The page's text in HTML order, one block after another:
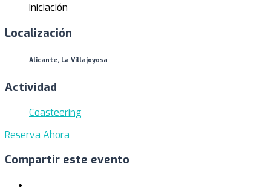
Iniciación
Localización
Alicante, La Villajoyosa
Actividad
Coasteering
Reserva Ahora
Compartir este evento